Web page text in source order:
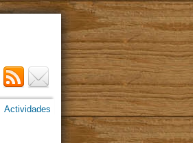
Actividades